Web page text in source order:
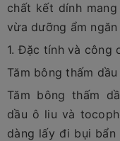
chất kết dính
vừa dưỡng ẩm
1. Đặc tính và công
Tăm bông thấm dầu
Tăm bông thấm
dầu ô liu và
dàng lấy đi bụi bẩn